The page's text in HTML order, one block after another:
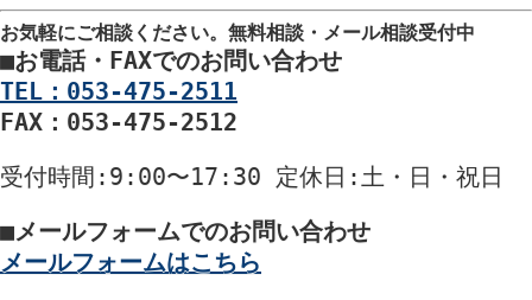
お気軽にご相談ください。 無料相談・メール相談受付中
■お電話・FAXでのお問い合わせ
TEL：053-475-2511
FAX：053-475-2512
受付時間 :9:00〜17:30 定休日 :土・日・祝日
■メールフォームでのお問い合わせ
メールフォームはこちら